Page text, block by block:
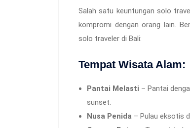
Salah satu keuntungan solo
kompromi dengan orang lain.
solo traveler di Bali:
Tempat Wisata Alam:
Pantai Melasti – Pantai
sunset.
Nusa Penida – Pulau eksotis